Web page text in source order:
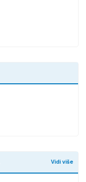
Vidi više